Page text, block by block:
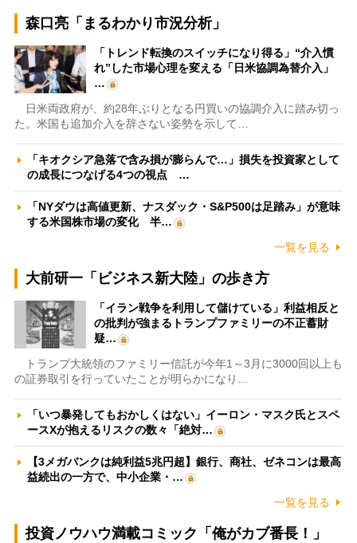
森口亮「まるわかり市況分析」
「トレンド転換のスイッチになり得る」“介入慣
れ”した市場心理を変える「日米協調為替介入」
…
日米両政府が、約28年ぶりとなる円買いの協調介入に踏み切っ
た。米国も追加介入を辞さない姿勢を示して…
「キオクシア急落で含み損が膨らんで…」損失を投資家として
の成長につなげる4つの視点 …
「NYダウは高値更新、ナスダック・S&P500は足踏み」が意味
する米国株市場の変化 半…
一覧を見る
大前研一「ビジネス新大陸」の歩き方
「イラン戦争を利用して儲けている」利益相反と
の批判が強まるトランプファミリーの不正蓄財
疑…
トランプ大統領のファミリー信託が今年1～3月に3000回以上も
の証券取引を行っていたことが明らかになり…
「いつ暴発してもおかしくはない」イーロン・マスク氏とスペ
ースXが抱えるリスクの数々「絶対…
【3メガバンクは純利益5兆円超】銀行、商社、ゼネコンは最高
益続出の一方で、中小企業・…
一覧を見る
投資ノウハウ満載コミック「俺がカブ番長！」